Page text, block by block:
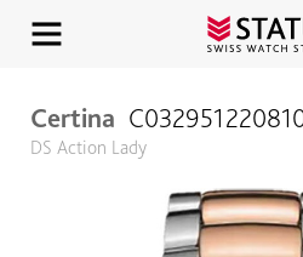
Certina
DS Action Lady